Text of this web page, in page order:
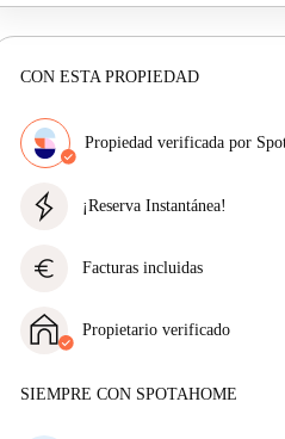
CON ESTA PROPIEDAD
Propiedad verificada por
obtienes exactamente lo que ves
¡Reserva Instantánea!
aceptada de inmediato si reúnes
euro Facturas incluidas
facturas incluidas, que cubren
para una experiencia de alquiler
Propietario verificado
Más sobre este arrendador
SIEMPRE CON SPOTAHOME